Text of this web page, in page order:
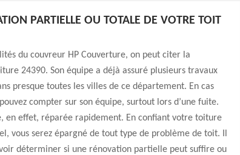
PARTIELLE OU TOTALE DE VOTRE TOIT
du couvreur HP Couverture, on peut citer la
24390. Son équipe a déjà assuré plusieurs travaux
presque toutes les villes de ce département. En cas
compter sur son équipe, surtout lors d’une fuite.
en effet, réparée rapidement. En confiant votre toiture
vous serez épargné de tout type de problème de toit. Il
déterminer si une rénovation partielle peut suffire ou